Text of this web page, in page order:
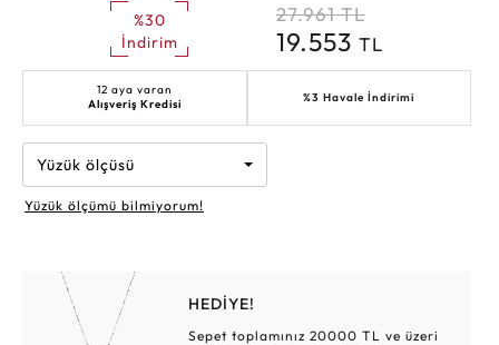
%30
İndirim
27.961 TL
19.553 TL
12 aya varan
Alışveriş Kredisi
%3 Havale İndirimi
Yüzük ölçüsü
Yüzük ölçümü bilmiyorum!
HEDİYE!
Sepet toplamınız 20000 TL ve üzeri